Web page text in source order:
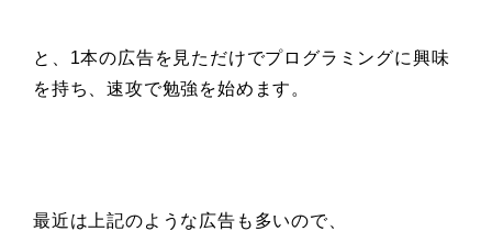
と、1本の広告を見ただけでプログラミングに興味
を持ち、速攻で勉強を始めます。
最近は上記のような広告も多いので、